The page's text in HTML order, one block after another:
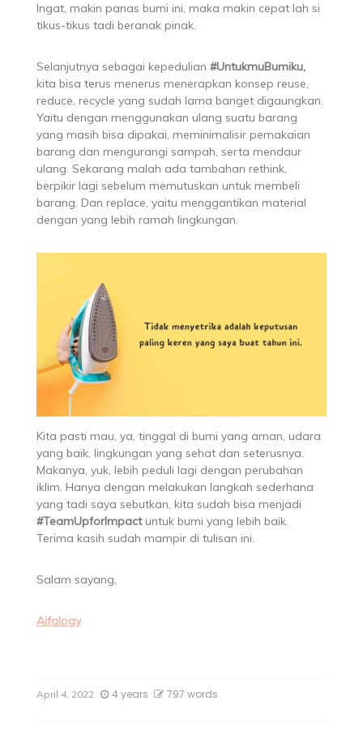
Ingat, makin panas bumi ini, maka makin cepat lah si
tikus-tikus tadi beranak pinak.
Selanjutnya sebagai kepedulian #UntukmuBumiku,
kita bisa terus menerus menerapkan konsep reuse,
reduce, recycle yang sudah lama banget digaungkan.
Yaitu dengan menggunakan ulang suatu barang
yang masih bisa dipakai, meminimalisir pemakaian
barang dan mengurangi sampah, serta mendaur
ulang. Sekarang malah ada tambahan rethink,
berpikir lagi sebelum memutuskan untuk membeli
barang. Dan replace, yaitu menggantikan material
dengan yang lebih ramah lingkungan.
Kita pasti mau, ya, tinggal di bumi yang aman, udara
yang baik, lingkungan yang sehat dan seterusnya.
Makanya, yuk, lebih peduli lagi dengan perubahan
iklim. Hanya dengan melakukan langkah sederhana
yang tadi saya sebutkan, kita sudah bisa menjadi
#TeamUpforImpact untuk bumi yang lebih baik.
Terima kasih sudah mampir di tulisan ini.
Salam sayang,
Aifalogy
April 4, 2022 4 years 797 words